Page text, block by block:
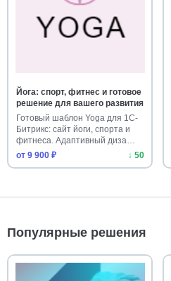
Йога: спорт, фитнес и готовое
решение для вашего развития
Готовый шаблон Yoga для 1С-
Битрикс: сайт йоги, спорта и
фитнеса. Адаптивный диза…
от 9 900 ₽
↓ 50
Популярные решения